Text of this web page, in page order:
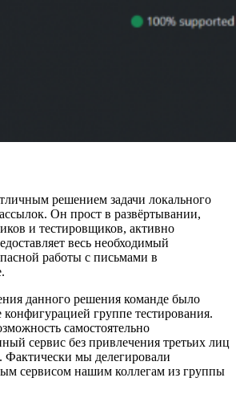
решением задачи локального
Он прост в развёртывании,
и тестировщиков, активно
весь необходимый
работы с письмами в
данного решения команде было
конфигурацией группе тестирования.
самостоятельно
сервис без привлечения третьих лиц
Фактически мы делегировали
сервисом нашим коллегам из группы